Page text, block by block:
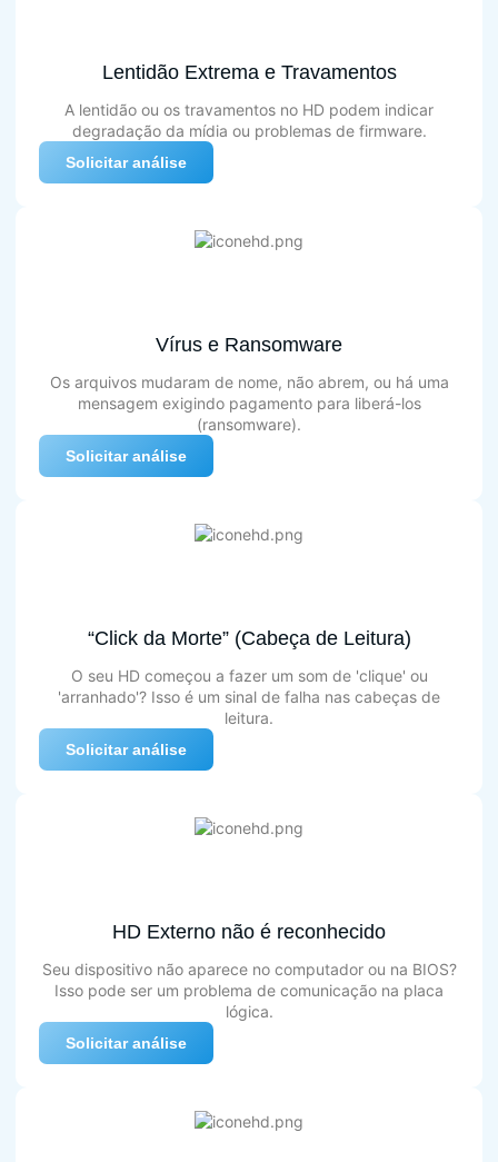
Lentidão Extrema e Travamentos
A lentidão ou os travamentos no HD podem indicar
degradação da mídia ou problemas de firmware.
Solicitar análise
Vírus e Ransomware
Os arquivos mudaram de nome, não abrem, ou há uma
mensagem exigindo pagamento para liberá-los
(ransomware).
Solicitar análise
“Click da Morte” (Cabeça de Leitura)
O seu HD começou a fazer um som de 'clique' ou
'arranhado'? Isso é um sinal de falha nas cabeças de
leitura.
Solicitar análise
HD Externo não é reconhecido
Seu dispositivo não aparece no computador ou na BIOS?
Isso pode ser um problema de comunicação na placa
lógica.
Solicitar análise